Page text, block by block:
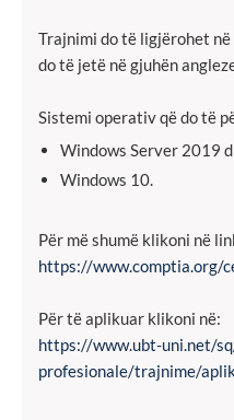
Trajnimi do të ligjërohet
do të jetë në gjuhën
Sistemi operativ që do të
Windows Server 2019
Windows 10.
Për më shumë klikoni në
https://www.comptia.org/
Për të aplikuar klikoni në:
https://www.ubt-uni.net/
profesionale/trajnime/